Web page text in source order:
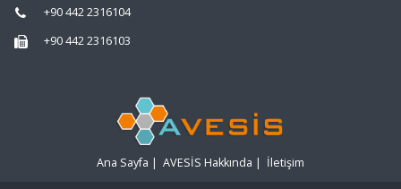
+90 442 2316104
+90 442 2316103
Ana Sayfa | AVESİS Hakkında | İletişim